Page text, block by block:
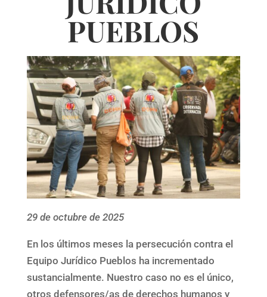
PUEBLOS
29 de octubre de 2025
En los últimos meses la persecución contra el
Equipo Jurídico Pueblos ha incrementado
sustancialmente. Nuestro caso no es el único,
otros defensores/as de derechos humanos y